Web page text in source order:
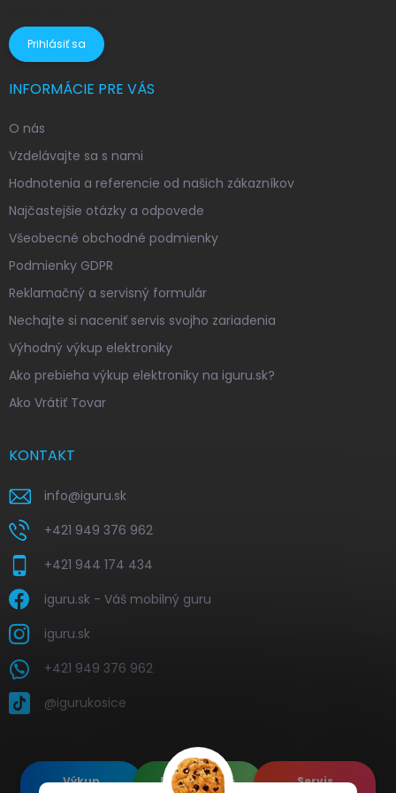
Prihlásiť sa
INFORMÁCIE PRE VÁS
O nás
Vzdelávajte sa s nami
Hodnotenia a referencie od našich zákazníkov
Najčastejšie otázky a odpovede
Všeobecné obchodné podmienky
Podmienky GDPR
Reklamačný a servisný formulár
Nechajte si naceniť servis svojho zariadenia
Výhodný výkup elektroniky
Ako prebieha výkup elektroniky na iguru.sk?
Ako Vrátiť Tovar
KONTAKT
info@iguru.sk
+421 949 376 962
+421 944 174 434
iguru.sk - Váš mobilný guru
iguru.sk
+421 949 376 962
@igurukosice
Výkup
Renovované
Servis